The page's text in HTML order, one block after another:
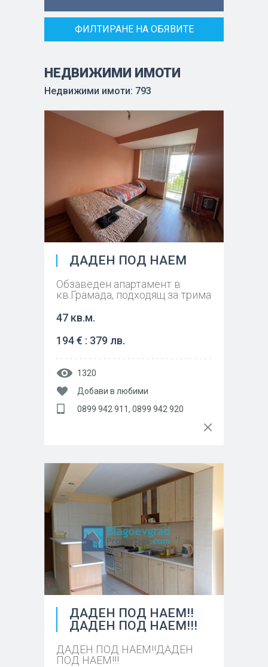
ФИЛТИРАНЕ НА ОБЯВИТЕ
НЕДВИЖИМИ ИМОТИ
Недвижими имоти: 793
ДАДЕН ПОД НАЕМ
Обзаведен апартамент в
кв.Грамада, подходящ за трима
47 кв.м.
194 € : 379 лв.
1320
Добави в любими
0899 942 911, 0899 942 920
ДАДЕН ПОД НАЕМ!!
ДАДЕН ПОД НАЕМ!!!
ДАДЕН ПОД НАЕМ!!ДАДЕН
ПОД НАЕМ!!!